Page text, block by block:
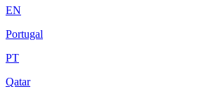
EN
Portugal
PT
Qatar